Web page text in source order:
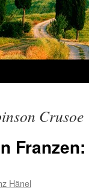
Crusoe
Hänel